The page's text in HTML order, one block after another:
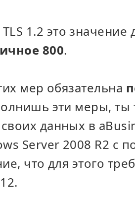
1.2 это
800.
мер обязательна
эти меры, ты
данных в
Server 2008 R2 с
что для этого